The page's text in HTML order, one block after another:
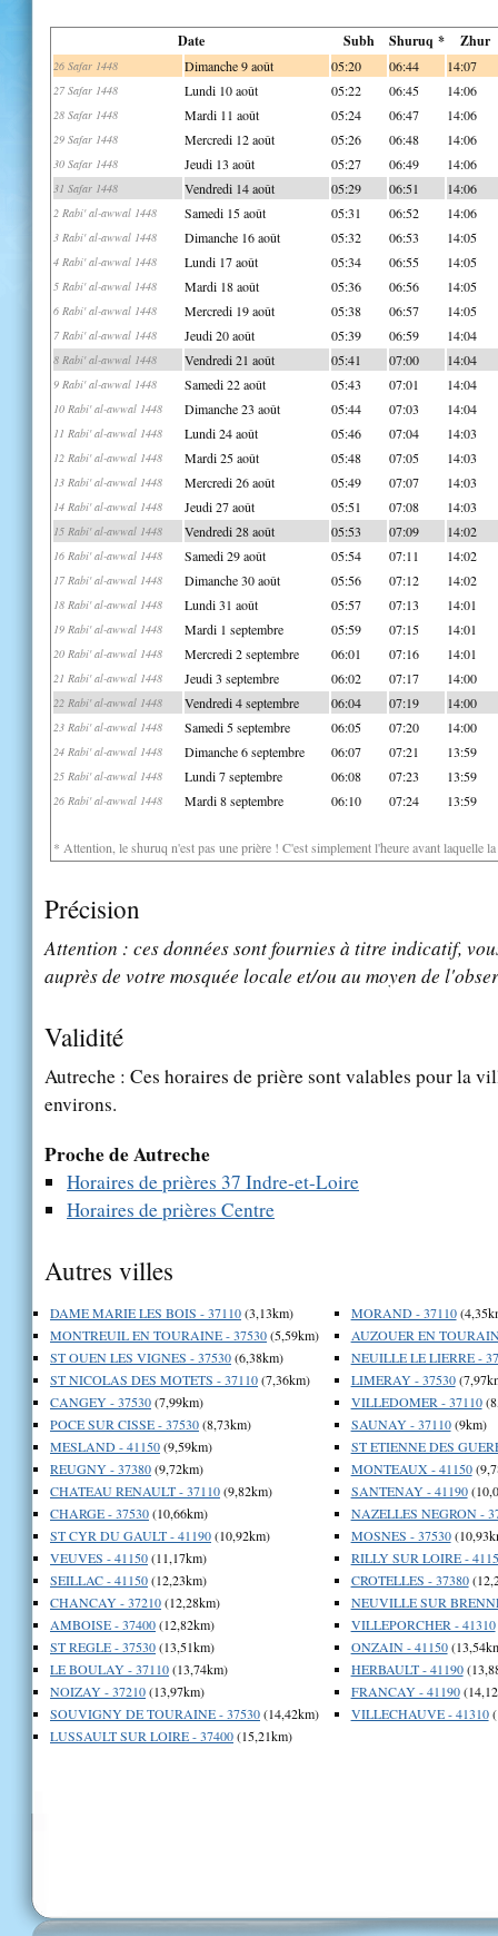
Date Subh Shuruq * Zhur
26 Safar 1448 Dimanche 9 août 05:20 06:44 14:07
27 Safar 1448 Lundi 10 août 05:22 06:45 14:06
28 Safar 1448 Mardi 11 août 05:24 06:47 14:06
29 Safar 1448 Mercredi 12 août 05:26 06:48 14:06
30 Safar 1448 Jeudi 13 août 05:27 06:49 14:06
31 Safar 1448 Vendredi 14 août 05:29 06:51 14:06
2 Rabi' al-awwal 1448 Samedi 15 août 05:31 06:52 14:06
3 Rabi' al-awwal 1448 Dimanche 16 août 05:32 06:53 14:05
4 Rabi' al-awwal 1448 Lundi 17 août 05:34 06:55 14:05
5 Rabi' al-awwal 1448 Mardi 18 août 05:36 06:56 14:05
6 Rabi' al-awwal 1448 Mercredi 19 août 05:38 06:57 14:05
7 Rabi' al-awwal 1448 Jeudi 20 août 05:39 06:59 14:04
8 Rabi' al-awwal 1448 Vendredi 21 août 05:41 07:00 14:04
9 Rabi' al-awwal 1448 Samedi 22 août 05:43 07:01 14:04
10 Rabi' al-awwal 1448 Dimanche 23 août 05:44 07:03 14:04
11 Rabi' al-awwal 1448 Lundi 24 août 05:46 07:04 14:03
12 Rabi' al-awwal 1448 Mardi 25 août 05:48 07:05 14:03
13 Rabi' al-awwal 1448 Mercredi 26 août 05:49 07:07 14:03
14 Rabi' al-awwal 1448 Jeudi 27 août 05:51 07:08 14:03
15 Rabi' al-awwal 1448 Vendredi 28 août 05:53 07:09 14:02
16 Rabi' al-awwal 1448 Samedi 29 août 05:54 07:11 14:02
17 Rabi' al-awwal 1448 Dimanche 30 août 05:56 07:12 14:02
18 Rabi' al-awwal 1448 Lundi 31 août 05:57 07:13 14:01
19 Rabi' al-awwal 1448 Mardi 1 septembre 05:59 07:15 14:01
20 Rabi' al-awwal 1448 Mercredi 2 septembre 06:01 07:16 14:01
21 Rabi' al-awwal 1448 Jeudi 3 septembre 06:02 07:17 14:00
22 Rabi' al-awwal 1448 Vendredi 4 septembre 06:04 07:19 14:00
23 Rabi' al-awwal 1448 Samedi 5 septembre 06:05 07:20 14:00
24 Rabi' al-awwal 1448 Dimanche 6 septembre 06:07 07:21 13:59
25 Rabi' al-awwal 1448 Lundi 7 septembre 06:08 07:23 13:59
26 Rabi' al-awwal 1448 Mardi 8 septembre 06:10 07:24 13:59
* Attention, le shuruq n'est pas une prière ! C'est simplement l'heure avant laquelle
Précision
Attention : ces données sont fournies à titre indicatif,
auprès de votre mosquée locale et/ou au moyen de
Validité
Autreche : Ces horaires de prière sont valables pour la
environs.
Proche de Autreche
Horaires de prières 37 Indre-et-Loire
Horaires de prières Centre
Autres villes
DAME MARIE LES BOIS - 37110(3,13km)
MONTREUIL EN TOURAINE - 37530(5,59km)
ST OUEN LES VIGNES - 37530(6,38km)
ST NICOLAS DES MOTETS - 37110(7,36km)
CANGEY - 37530(7,99km)
POCE SUR CISSE - 37530(8,73km)
MESLAND - 41150(9,59km)
REUGNY - 37380(9,72km)
CHATEAU RENAULT - 37110(9,82km)
CHARGE - 37530(10,66km)
ST CYR DU GAULT - 41190(10,92km)
VEUVES - 41150(11,17km)
SEILLAC - 41150(12,23km)
CHANCAY - 37210(12,28km)
AMBOISE - 37400(12,82km)
ST REGLE - 37530(13,51km)
LE BOULAY - 37110(13,74km)
NOIZAY - 37210(13,97km)
SOUVIGNY DE TOURAINE - 37530(14,42km)
LUSSAULT SUR LOIRE - 37400(15,21km)
MORAND - 37110
AUZOUER EN
NEUILLE LE LIERRE -
LIMERAY - 37530
VILLEDOMER - 37110
SAUNAY - 37110(9km)
ST ETIENNE DES
MONTEAUX - 41150
SANTENAY - 41190
NAZELLES NEGRON -
MOSNES - 37530
RILLY SUR LOIRE -
CROTELLES - 37380
NEUVILLE SUR
VILLEPORCHER - 41310
ONZAIN - 41150
HERBAULT - 41190
FRANCAY - 41190
VILLECHAUVE - 41310